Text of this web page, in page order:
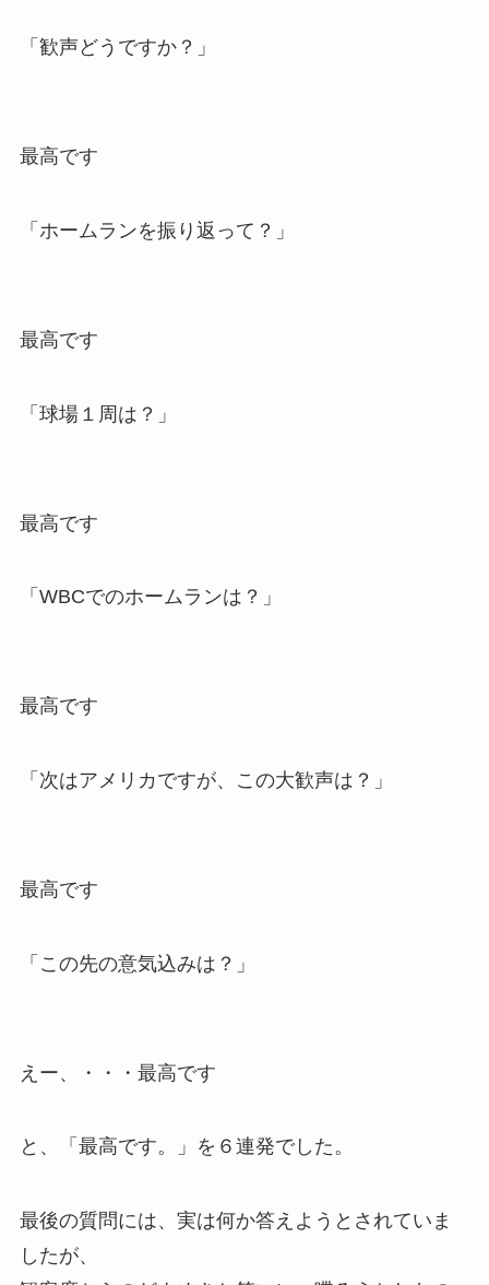
「歓声どうですか？」
最高です
「ホームランを振り返って？」
最高です
「球場１周は？」
最高です
「WBCでのホームランは？」
最高です
「次はアメリカですが、この大歓声は？」
最高です
「この先の意気込みは？」
えー、・・・最高です
と、「 最高です。」を６連発でした。
最後の質問には、実は何か答えようとされていま
したが、